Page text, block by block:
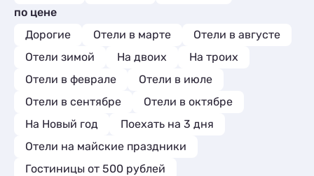
по цене
Дорогие
Отели в марте
Отели в августе
Отели зимой
На двоих
На троих
Отели в феврале
Отели в июле
Отели в сентябре
Отели в октябре
На Новый год
Поехать на 3 дня
Отели на майские праздники
Гостиницы от 500 рублей